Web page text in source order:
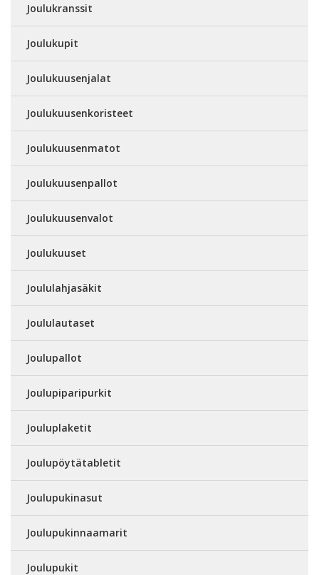
Joulukranssit
Joulukupit
Joulukuusenjalat
Joulukuusenkoristeet
Joulukuusenmatot
Joulukuusenpallot
Joulukuusenvalot
Joulukuuset
Joululahjasäkit
Joululautaset
Joulupallot
Joulupiparipurkit
Jouluplaketit
Joulupöytätabletit
Joulupukinasut
Joulupukinnaamarit
Joulupukit